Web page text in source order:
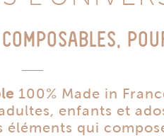
100% Made in
enfants et
éléments qui